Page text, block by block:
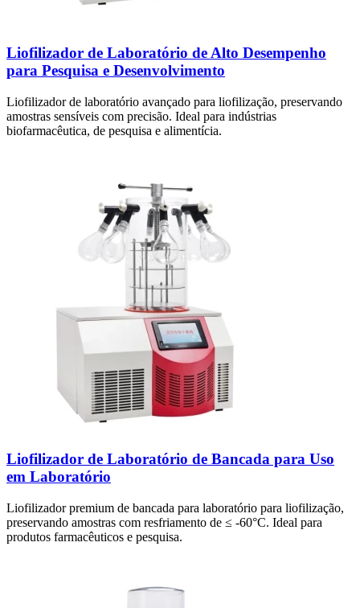
Liofilizador de Laboratório de Alto Desempenho
para Pesquisa e Desenvolvimento
Liofilizador de laboratório avançado para liofilização, preservando
amostras sensíveis com precisão. Ideal para indústrias
biofarmacêutica, de pesquisa e alimentícia.
Liofilizador de Laboratório de Bancada para Uso
em Laboratório
Liofilizador premium de bancada para laboratório para liofilização,
preservando amostras com resfriamento de ≤ -60°C. Ideal para
produtos farmacêuticos e pesquisa.